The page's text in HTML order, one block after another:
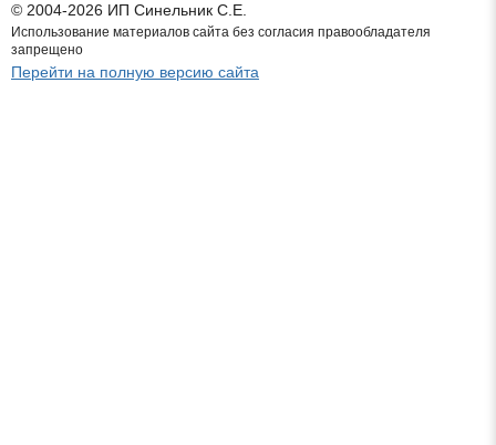
© 2004-2026 ИП Синельник С.Е.
Использование материалов сайта без согласия правообладателя
запрещено
Перейти на полную версию сайта